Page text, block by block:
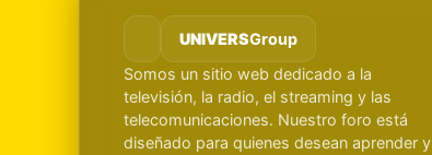
UNIVERSGroup
Somos un sitio web dedicado a la
televisión, la radio, el streaming y las
telecomunicaciones. Nuestro foro está
diseñado para quienes desean aprender y